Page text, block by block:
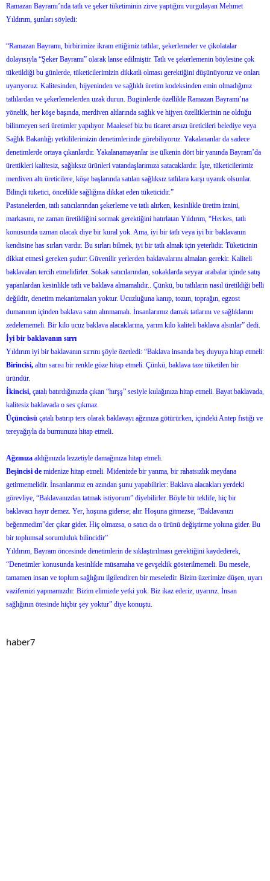
Ramazan Bayramı’nda tatlı ve şeker tüketiminin zirve yaptığını vurgulayan Mehmet
Yıldırım, şunları söyledi:
“Ramazan Bayramı, birbirimize ikram ettiğimiz tatlılar, şekerlemeler ve çikolatalar
dolayısıyla “Şeker Bayramı” olarak lanse edilmiştir. Tatlı ve şekerlemenin böylesine çok
tüketildiği bu günlerde, tüketicilerimizin dikkatli olması gerektiğini düşünüyoruz ve onları
uyarıyoruz. Kalitesinden, hijyeninden ve sağlıklı üretim kodeksinden emin olmadığınız
tatlılardan ve şekerlemelerden uzak durun. Bugünlerde özellikle Ramazan Bayramı’na
yönelik, her köşe başında, merdiven altlarında sağlık ve hijyen özelliklerinin ne olduğu
bilinmeyen seri üretimler yapılıyor. Maalesef biz bu ticaret arsızı üreticileri belediye veya
Sağlık Bakanlığı yetkililerimizin denetimlerinde görebiliyoruz. Yakalananlar da sadece
denetimlerde ortaya çıkanlardır. Yakalanamayanlar ise ülkenin dört bir yanında Bayram’da
ürettikleri kalitesiz, sağlıksız ürünleri vatandaşlarımıza satacaklardır. İşte, tüketicilerimiz
merdiven altı üreticilere, köşe başlarında satılan sağlıksız tatlılara karşı uyanık olsunlar.
Bilinçli tüketici, öncelikle sağlığına dikkat eden tüketicidir.”
Pastanelerden, tatlı satıcılarından şekerleme ve tatlı alırken, kesinlikle üretim iznini,
markasını, ne zaman üretildiğini sormak gerektiğini hatırlatan Yıldırım, “Herkes, tatlı
konusunda uzman olacak diye bir kural yok. Ama, iyi bir tatlı veya iyi bir baklavanın
kendisine has sırları vardır. Bu sırları bilmek, iyi bir tatlı almak için yeterlidir. Tüketicinin
dikkat etmesi gereken şudur: Güvenilir yerlerden baklavalarını almaları gerekir. Kaliteli
baklavaları tercih etmelidirler. Sokak satıcılarından, sokaklarda seyyar arabalar içinde satış
yapanlardan kesinlikle tatlı ve baklava almamalıdır.. Çünkü, bu tatlıların nasıl üretildiği belli
değildir, denetim mekanizmaları yoktur. Ucuzluğuna kanıp, tozun, toprağın, egzost
dumanının içinden baklava satın alınmamalı. İnsanlarımız damak tatlarını ve sağlıklarını
zedelememeli. Bir kilo ucuz baklava alacaklarına, yarım kilo kaliteli baklava alsınlar” dedi.
İyi bir baklavanın sırrı
Yıldırım iyi bir baklavanın sırrını şöyle özetledi: “Baklava insanda beş duyuya hitap etmeli:
Birincisi, altın sarısı bir renkle göze hitap etmeli. Çünkü, baklava taze tüketilen bir
üründür.
İkincisi, çatalı batırdığınızda çıkan “hırşş” sesiyle kulağınıza hitap etmeli. Bayat baklavada,
kalitesiz baklavada o ses çıkmaz.
Üçüncüsü çatalı batırıp ters olarak baklavayı ağzınıza götürürken, içindeki Antep fıstığı ve
tereyağıyla da burnunuza hitap etmeli.
Ağzınıza aldığınızda lezzetiyle damağınıza hitap etmeli.
Beşincisi de midenize hitap etmeli. Midenizde bir yanma, bir rahatsızlık meydana
getirmemelidir. İnsanlarımız en azından şunu yapabilirler: Baklava alacakları yerdeki
görevliye, “Baklavanızdan tatmak istiyorum” diyebilirler. Böyle bir teklife, hiç bir
baklavacı hayır demez. Yer, hoşuna giderse; alır. Hoşuna gitmezse, “Baklavanızı
beğenmedim”der çıkar gider. Hiç olmazsa, o satıcı da o ürünü değiştirme yoluna gider. Bu
bir toplumsal sorumluluk bilincidir”
Yıldırım, Bayram öncesinde denetimlerin de sıklaştırılması gerektiğini kaydederek,
“Denetimler konusunda kesinlikle müsamaha ve gevşeklik gösterilmemeli. Bu mesele,
tamamen insan ve toplum sağlığını ilgilendiren bir meseledir. Bizim üzerimize düşen, uyarı
vazifemizi yapmamızdır. Bizim elimizde yetki yok. Biz ikaz ederiz, uyarırız. İnsan
sağlığının ötesinde hiçbir şey yoktur” diye konuştu.
haber7